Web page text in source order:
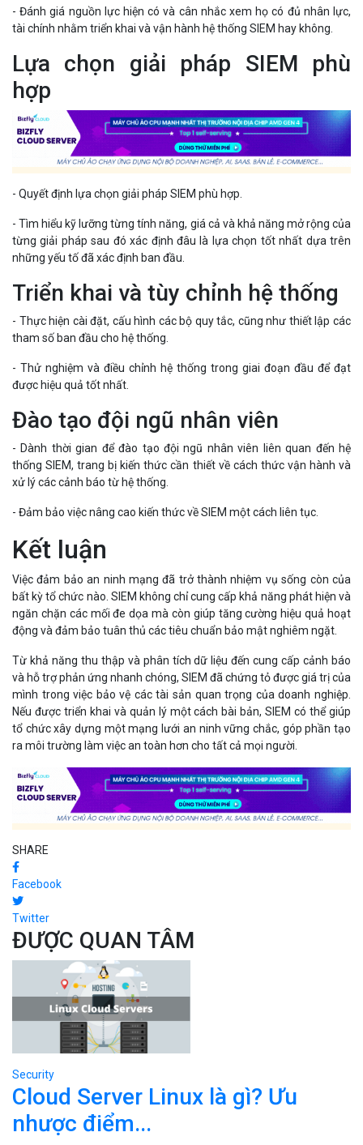
- Đánh giá nguồn lực hiện có và cân nhắc xem họ có đủ nhân lực,
tài chính nhằm triển khai và vận hành hệ thống SIEM hay không.
Lựa chọn giải pháp SIEM phù
hợp
- Quyết định lựa chọn giải pháp SIEM phù hợp.
- Tìm hiểu kỹ lưỡng từng tính năng, giá cả và khả năng mở rộng của
từng giải pháp sau đó xác định đâu là lựa chọn tốt nhất dựa trên
những yếu tố đã xác định ban đầu.
Triển khai và tùy chỉnh hệ thống
- Thực hiện cài đặt, cấu hình các bộ quy tắc, cũng như thiết lập các
tham số ban đầu cho hệ thống.
- Thử nghiệm và điều chỉnh hệ thống trong giai đoạn đầu để đạt
được hiệu quả tốt nhất.
Đào tạo đội ngũ nhân viên
- Dành thời gian để đào tạo đội ngũ nhân viên liên quan đến hệ
thống SIEM, trang bị kiến thức cần thiết về cách thức vận hành và
xử lý các cảnh báo từ hệ thống.
- Đảm bảo việc nâng cao kiến thức về SIEM một cách liên tục.
Kết luận
Việc đảm bảo an ninh mạng đã trở thành nhiệm vụ sống còn của
bất kỳ tổ chức nào. SIEM không chỉ cung cấp khả năng phát hiện và
ngăn chặn các mối đe dọa mà còn giúp tăng cường hiệu quả hoạt
động và đảm bảo tuân thủ các tiêu chuẩn bảo mật nghiêm ngặt.
Từ khả năng thu thập và phân tích dữ liệu đến cung cấp cảnh báo
và hỗ trợ phản ứng nhanh chóng, SIEM đã chứng tỏ được giá trị của
mình trong việc bảo vệ các tài sản quan trọng của doanh nghiệp.
Nếu được triển khai và quản lý một cách bài bản, SIEM có thể giúp
tổ chức xây dựng một mạng lưới an ninh vững chắc, góp phần tạo
ra môi trường làm việc an toàn hơn cho tất cả mọi người.
SHARE
Facebook
Twitter
ĐƯỢC QUAN TÂM
Security
Cloud Server Linux là gì? Ưu
nhược điểm...